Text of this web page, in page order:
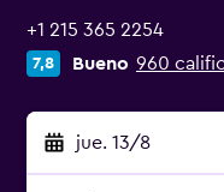
+1 215 365 2254
7,8 Bueno 960
jue. 13/8